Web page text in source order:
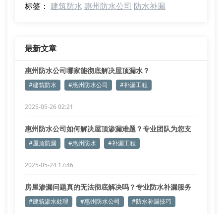
标签： 建筑防水 惠州防水公司 防水补漏
最新文章
惠州防水公司哪家能彻底解决屋顶漏水？
#建筑防水 #惠州防水公司 #补漏工程
2025-05-26 02:21
惠州防水公司如何解决屋顶渗漏难题？专业团队为您支
招#屋顶防漏 #惠州防水 #补漏工程
2025-05-24 17:46
房屋渗漏问题真的无法彻底解决吗？专业防水补漏服务
揭秘
#建筑渗水处理 #惠州防水公司 #防水补漏技巧